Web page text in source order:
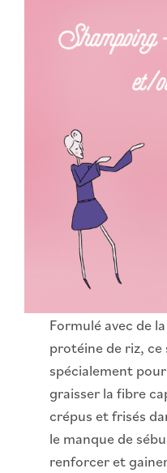
Formulé avec de
protéine de riz,
spécialement
graisser la fibre
crépus et frisés
le manque de
renforcer et